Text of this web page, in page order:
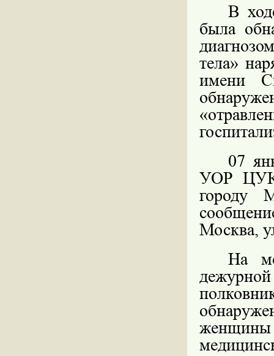
В
была
тела»
имени
07
УОР
городу
Москва,
На
женщины